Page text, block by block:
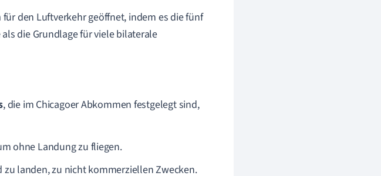
den Luftverkehr geöffnet, indem es die fünf
die Grundlage für viele bilaterale
, die im Chicagoer Abkommen festgelegt sind,
ohne Landung zu fliegen.
zu landen, zu nicht kommerziellen Zwecken.